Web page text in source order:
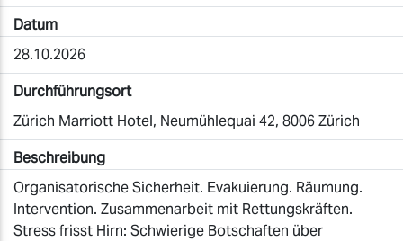
Datum
28.10.2026
Durchführungsort
Zürich Marriott Hotel, Neumühlequai 42, 8006 Zürich
Beschreibung
Organisatorische Sicherheit. Evakuierung. Räumung.
Intervention. Zusammenarbeit mit Rettungskräften.
Stress frisst Hirn: Schwierige Botschaften über